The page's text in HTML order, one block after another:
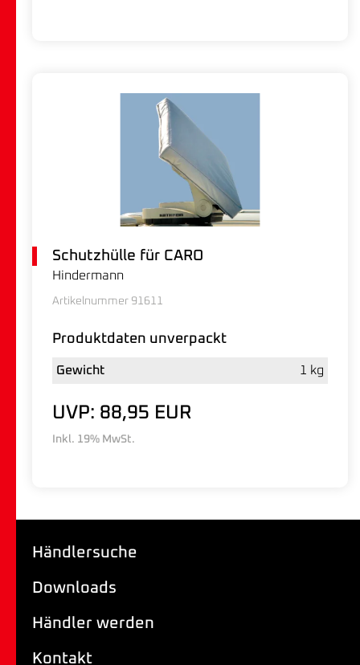
Schutzhülle für CARO
Hindermann
Artikelnummer 91611
Produktdaten unverpackt
Gewicht 1 kg
UVP: 88,95 EUR
Inkl. 19% MwSt.
Händlersuche
Downloads
Händler werden
Kontakt